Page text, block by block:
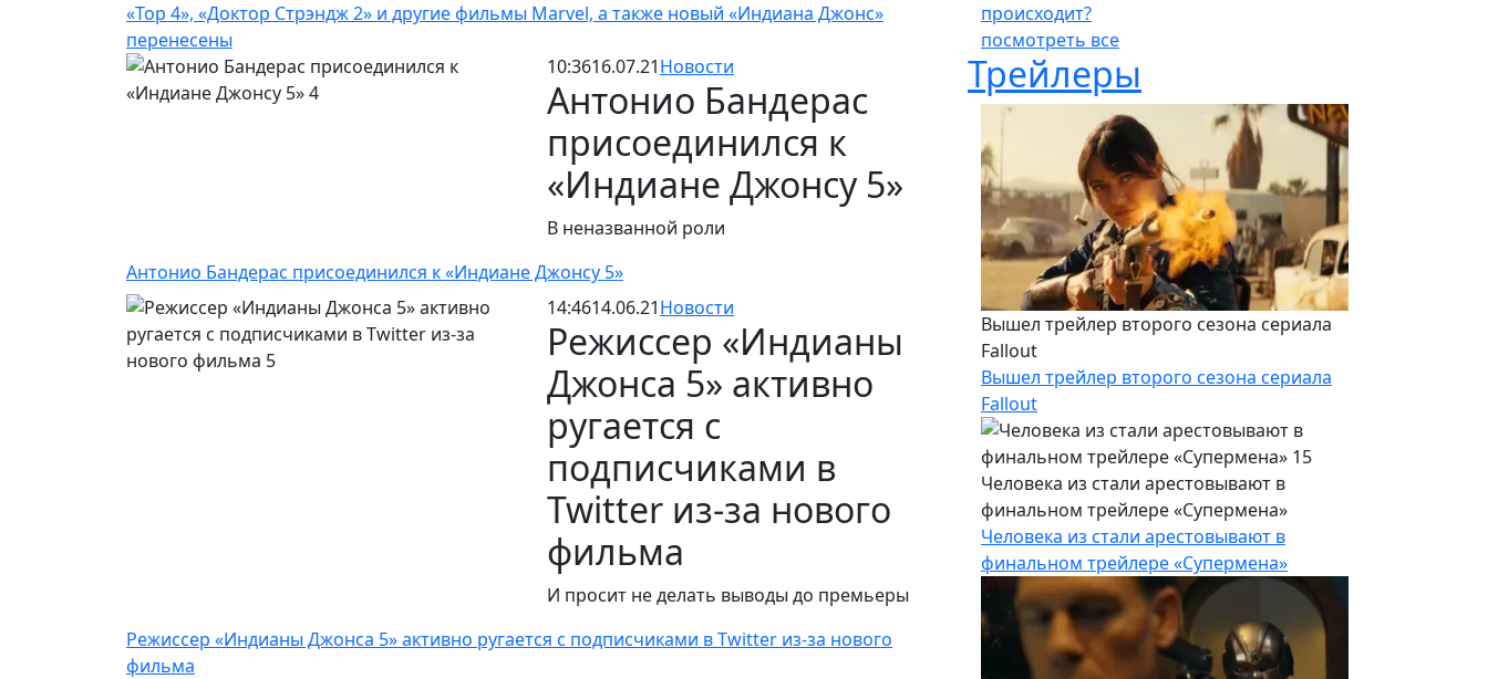
«Тор 4», «Доктор Стрэндж 2» и другие фильмы Marvel, а также новый «Индиана Джонс»
перенесены
10:3616.07.21Новости
Антонио Бандерас
присоединился к
«Индиане Джонсу 5»
В неназванной роли
Антонио Бандерас присоединился к «Индиане Джонсу 5»
14:4614.06.21Новости
Режиссер «Индианы
Джонса 5» активно
ругается с
подписчиками в
Twitter из-за нового
фильма
И просит не делать выводы до премьеры
Режиссер «Индианы Джонса 5» активно ругается с подписчиками в Twitter из-за нового
фильма
происходит?
посмотреть все
Трейлеры
Вышел трейлер второго сезона сериала
Fallout
Вышел трейлер второго сезона сериала
Fallout
Человека из стали арестовывают в
финальном трейлере «Супермена»
Человека из стали арестовывают в
финальном трейлере «Супермена»